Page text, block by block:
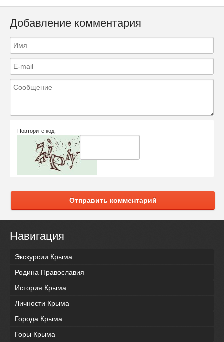
Добавление комментария
Повторите код:
Отправить комментарий
Навигация
Экскурсии Крыма
Родина Православия
История Крыма
Личности Крыма
Города Крыма
Горы Крыма